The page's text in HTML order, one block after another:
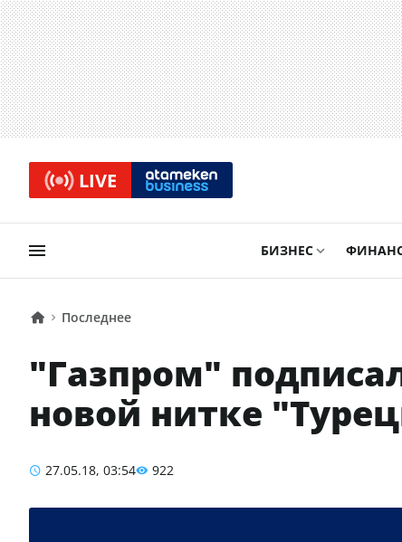
LIVE
БИЗНЕС
Последнее
"Газпром"
новой нитке
27.05.18, 03:54 922